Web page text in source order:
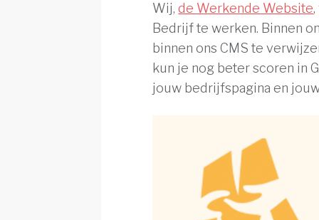
Wij,de Werkende Website
Bedrijf te werken. Binnen
binnen ons CMS te
kun je nog beter scoren in
jouw bedrijfspagina en